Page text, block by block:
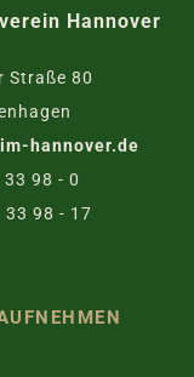
Hannover
Straße 80
hannover.de
98 - 0
33 98 - 17